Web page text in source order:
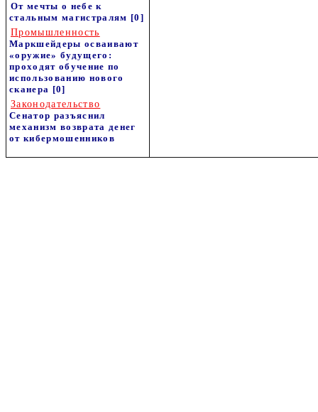
От мечты о небе к
стальным магистралям [0]
Промышленность
Маркшейдеры осваивают
«оружие» будущего:
проходят обучение по
использованию нового
сканера [0]
Законодательство
Сенатор разъяснил
механизм возврата денег
от кибермошенников